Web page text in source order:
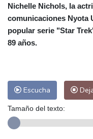
Alicante
29 °C
Málaga
30 °C
San José
28 °C
Panama City
Nichelle Nichols, la
comunicaciones Nyota
popular serie "Star
89 años.
Escucha
Tamaño del texto: